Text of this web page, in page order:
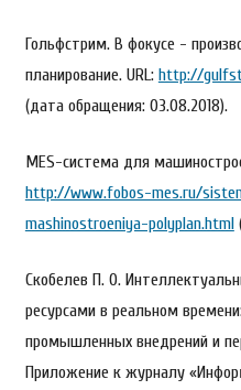
Гольфстрим. В фокусе -
планирование. URL: http://
(дата обращения: 03.08.2018).
MES-система для
http://www.fobos-mes.ru/
mashinostroeniya-polyplan.html
Скобелев П. О.
ресурсами в реальном
промышленных внедрений и
Приложение к журналу